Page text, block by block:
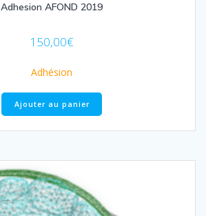
Adhesion AFOND 2019
150,00€
Adhésion
Ajouter au panier